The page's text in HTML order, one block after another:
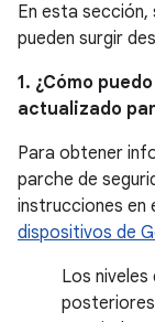
En esta
pueden surgir
1. ¿Cómo
actualizado
Para obtener
parche de
instrucciones en
dispositivos de
Los niveles